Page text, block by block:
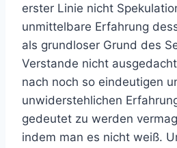
erster Linie nicht
unmittelbare Erfahrung
als grundloser Grund des
Verstande nicht
nach noch so eindeutigen
unwiderstehlichen
gedeutet zu werden
indem man es nicht weiß.